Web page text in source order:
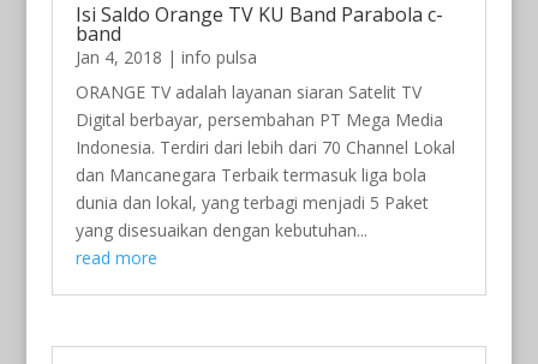
Isi Saldo Orange TV KU Band Parabola c-
band
Jan 4, 2018 | info pulsa
ORANGE TV adalah layanan siaran Satelit TV
Digital berbayar, persembahan PT Mega Media
Indonesia. Terdiri dari lebih dari 70 Channel Lokal
dan Mancanegara Terbaik termasuk liga bola
dunia dan lokal, yang terbagi menjadi 5 Paket
yang disesuaikan dengan kebutuhan...
read more